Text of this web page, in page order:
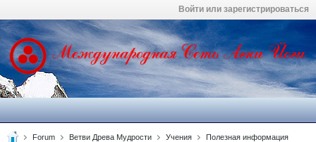
Войти или зарегистрироваться
Forum Ветви Древа Мудрости Учения Полезная информация